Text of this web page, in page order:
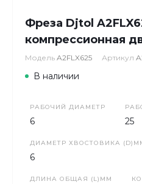
Фреза Djtol
компрессионная
Модель A2FLX625 Артикул
В наличии
РАБОЧИЙ ДИАМЕТР
6 25
ДИАМЕТР ХВОСТОВИКА
6
ДЛИНА ОБЩАЯ (L)ММ